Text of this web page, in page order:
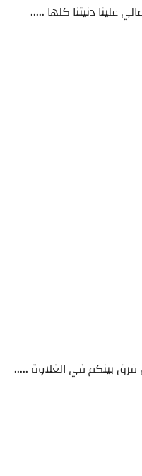
علينا دنيتنا كلها .....
فرق بينكم في الغلاوة .....